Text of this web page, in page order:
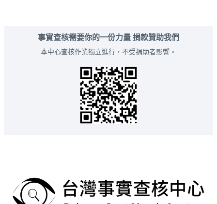
事實查核需要你的一份力量 捐款贊助我們
本中心查核作業獨立進行，不受捐助者影響。